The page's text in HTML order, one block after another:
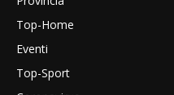
Top-Home
Eventi
Top-Sport